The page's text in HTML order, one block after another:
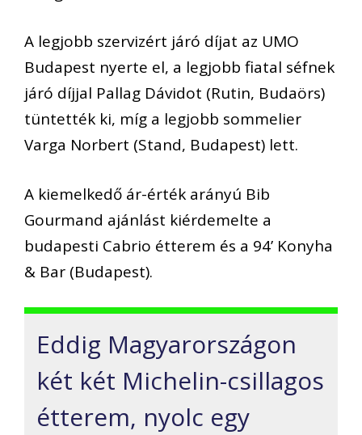
A legjobb szervizért járó díjat az UMO
Budapest nyerte el, a legjobb fiatal séfnek
járó díjjal Pallag Dávidot (Rutin, Budaörs)
tüntették ki, míg a legjobb sommelier
Varga Norbert (Stand, Budapest) lett.
A kiemelkedő ár-érték arányú Bib
Gourmand ajánlást kiérdemelte a
budapesti Cabrio étterem és a 94’ Konyha
& Bar (Budapest).
Eddig Magyarországon
két két Michelin-csillagos
étterem, nyolc egy